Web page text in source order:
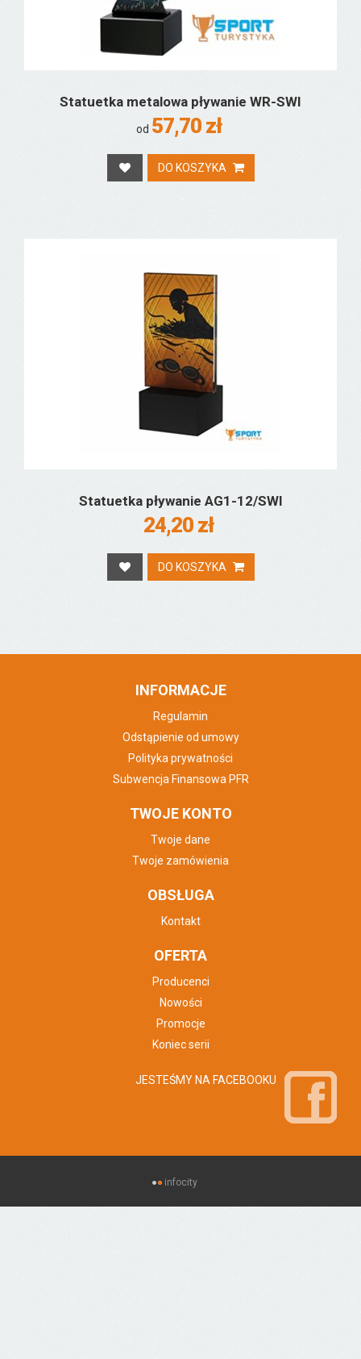
Statuetka metalowa pływanie WR-SWI
od 57,70 zł
DO KOSZYKA
Statuetka pływanie AG1-12/SWI
24,20 zł
DO KOSZYKA
INFORMACJE
Regulamin
Odstąpienie od umowy
Polityka prywatności
Subwencja Finansowa PFR
TWOJE KONTO
Twoje dane
Twoje zamówienia
OBSŁUGA
Kontakt
OFERTA
Producenci
Nowości
Promocje
Koniec serii
JESTEŚMY NA FACEBOOKU
infocity